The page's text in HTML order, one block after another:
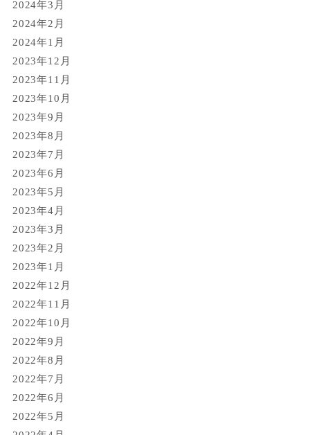
2024年3月
2024年2月
2024年1月
2023年12月
2023年11月
2023年10月
2023年9月
2023年8月
2023年7月
2023年6月
2023年5月
2023年4月
2023年3月
2023年2月
2023年1月
2022年12月
2022年11月
2022年10月
2022年9月
2022年8月
2022年7月
2022年6月
2022年5月